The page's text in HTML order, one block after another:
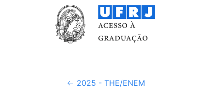
2025 - THE/ENEM